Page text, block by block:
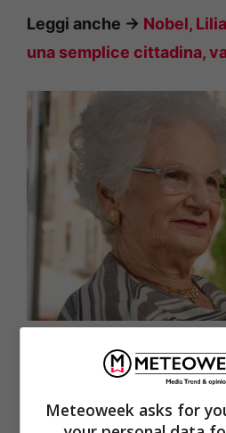
Leggi anche -> Nobel,
una semplice cittadina,
Tina Costa, la
Meteoweek asks for